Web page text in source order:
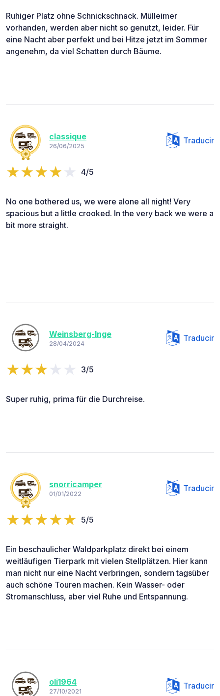
Ruhiger Platz ohne Schnickschnack. Mülleimer
vorhanden, werden aber nicht so genutzt, leider. Für
eine Nacht aber perfekt und bei Hitze jetzt im Sommer
angenehm, da viel Schatten durch Bäume.
classique
26/06/2025
Traducir
4/5
No one bothered us, we were alone all night! Very
spacious but a little crooked. In the very back we were a
bit more straight.
Weinsberg-Inge
28/04/2024
Traducir
3/5
Super ruhig, prima für die Durchreise.
snorricamper
01/01/2022
Traducir
5/5
Ein beschaulicher Waldparkplatz direkt bei einem
weitläufigen Tierpark mit vielen Stellplätzen. Hier kann
man nicht nur eine Nacht verbringen, sondern tagsüber
auch schöne Touren machen. Kein Wasser- oder
Stromanschluss, aber viel Ruhe und Entspannung.
oli1964
27/10/2021
Traducir